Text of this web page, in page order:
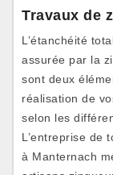
Travaux de
L’étanchéité
assurée par la
sont deux
réalisation de
selon les
L’entreprise de
à Manternach